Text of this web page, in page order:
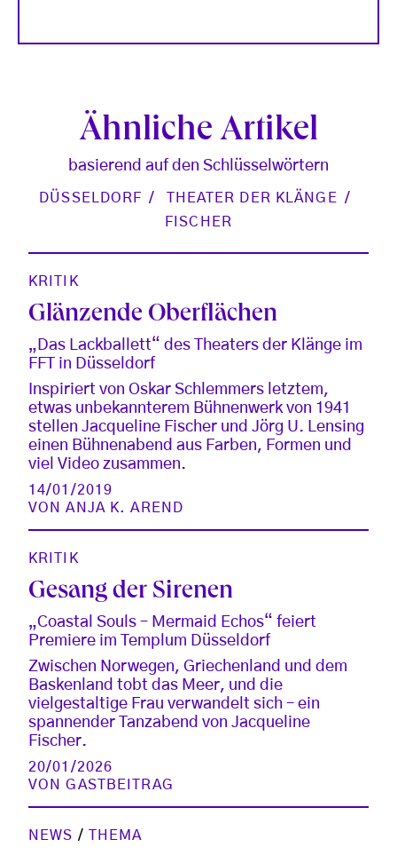
Ähnliche Artikel
basierend auf den Schlüsselwörtern
DÜSSELDORF
THEATER DER KLÄNGE
FISCHER
KRITIK
Glänzende Oberflächen
„Das Lackballett“ des Theaters der Klänge im
FFT in Düsseldorf
Inspiriert von Oskar Schlemmers letztem,
etwas unbekannterem Bühnenwerk von 1941
stellen Jacqueline Fischer und Jörg U. Lensing
einen Bühnenabend aus Farben, Formen und
viel Video zusammen.
14/01/2019
VONANJA K. AREND
KRITIK
Gesang der Sirenen
„Coastal Souls – Mermaid Echos“ feiert
Premiere im Templum Düsseldorf
Zwischen Norwegen, Griechenland und dem
Baskenland tobt das Meer, und die
vielgestaltige Frau verwandelt sich – ein
spannender Tanzabend von Jacqueline
Fischer.
20/01/2026
VONGASTBEITRAG
NEWS / THEMA